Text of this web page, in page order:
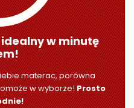
w minutę
materac, porówna
w wyborze!Prosto